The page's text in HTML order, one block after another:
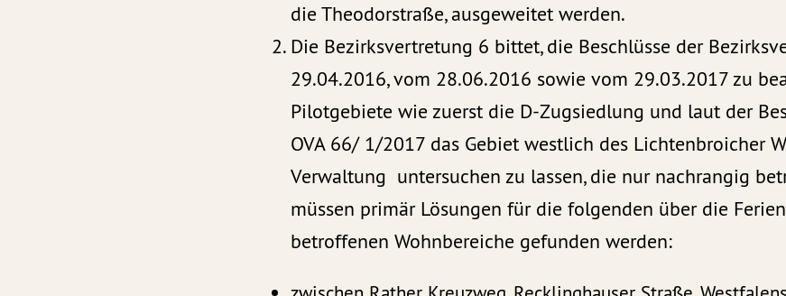
die Theodorstraße, ausgeweitet werden.
Die Bezirksvertretung 6 bittet, die Beschlüsse der
29.04.2016, vom 28.06.2016 sowie vom 29.03.2017 zu
Pilotgebiete wie zuerst die D-Zugsiedlung und laut der
OVA 66/ 1/2017 das Gebiet westlich des Lichtenbroicher
Verwaltung untersuchen zu lassen, die nur nachrangig
müssen primär Lösungen für die folgenden über die
betroffenen Wohnbereiche gefunden werden: